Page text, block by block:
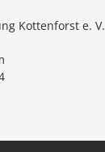
Kottenforst e. V.